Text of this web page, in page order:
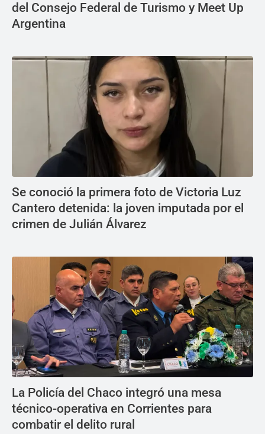
del Consejo Federal de Turismo y Meet Up
Argentina
Se conoció la primera foto de Victoria Luz
Cantero detenida: la joven imputada por el
crimen de Julián Álvarez
La Policía del Chaco integró una mesa
técnico-operativa en Corrientes para
combatir el delito rural